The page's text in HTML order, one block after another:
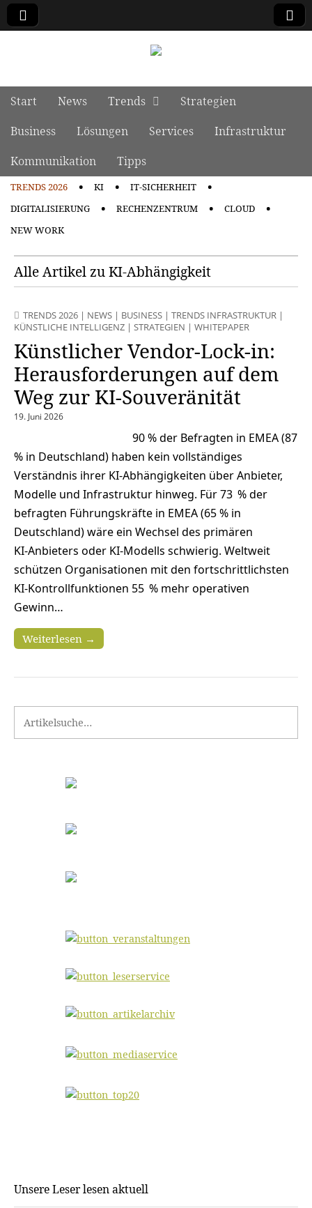
Main menu
Skip to content
Start News Trends
Strategien
Business
Lösungen Services
Infrastruktur
Kommunikation
Tipps
TRENDS 2026 KI
IT-SICHERHEIT
DIGITALISIERUNG
RECHENZENTRUM
CLOUD
NEW WORK
Alle Artikel zu KI‑Abhängigkeit
TRENDS 2026 | NEWS | BUSINESS | TRENDS INFRASTRUKTUR |
KÜNSTLICHE INTELLIGENZ | STRATEGIEN | WHITEPAPER
Künstlicher Vendor-Lock-in:
Herausforderungen auf dem
Weg zur KI‑Souveränität
19. Juni 2026
90 % der Befragten in EMEA (87
% in Deutschland) haben kein vollständiges
Verständnis ihrer KI‑Abhängigkeiten über Anbieter,
Modelle und Infrastruktur hinweg. Für 73 % der
befragten Führungskräfte in EMEA (65 % in
Deutschland) wäre ein Wechsel des primären
KI‑Anbieters oder KI‑Modells schwierig. Weltweit
schützen Organisationen mit den fortschrittlichsten
KI-Kontrollfunktionen 55 % mehr operativen
Gewinn…
Weiterlesen →
Unsere Leser lesen aktuell